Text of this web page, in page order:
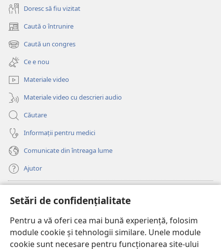
Setări de confidențialitate
Pentru a vă oferi cea mai bună experiență, folosim
module cookie și tehnologii similare. Unele module
cookie sunt necesare pentru funcționarea site-ului
Doresc să fiu vizitat
Caută o întrunire
(se
deschide
o
fereastră
nouă)
Caută un congres
(se
deschide
o
fereastră
nouă)
Ce e nou
Materiale video
Materiale video cu descrieri audio
Căutare
Informații pentru medici
Comunicate din întreaga lume
Ajutor
(se
deschide
o
fereastră
nouă)
Watchtower – BIBLIOTECĂ ONLINE™
(se
deschide
o
JW Hub ®
(se